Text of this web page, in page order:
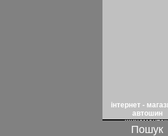
інтернет -
автошин
Пошук